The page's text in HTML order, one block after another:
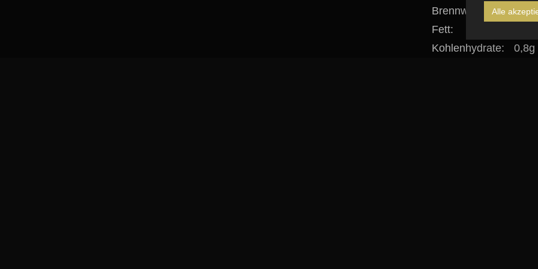
Brennwert:
Fett:
Kohlenhydrate:
0,8g
Alle